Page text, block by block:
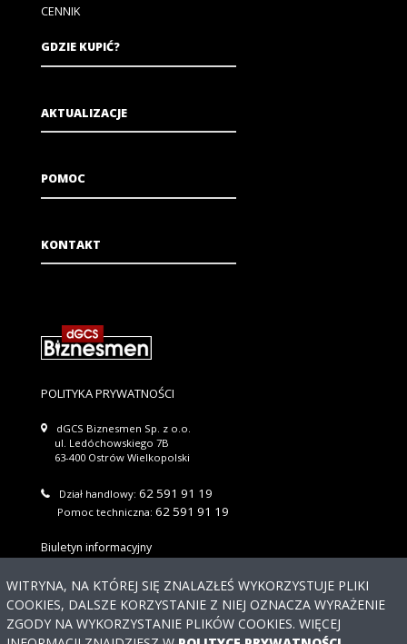
Potrzebujesz
CENNIK
GDZIE KUPIĆ?
AKTUALIZACJE
POMOC
KONTAKT
POLITYKA PRYWATNOŚCI
dGCS Biznesmen Sp. z o.o.
ul. Ledóchowskiego 7B
63-400 Ostrów Wielkopolski
Dział handlowy: 62 591 91 19
Pomoc techniczna:62 591 91 19
Biuletyn informacyjny
Wyślij
Akceptuję warunkiRegulaminu newslettera
WITRYNA, NA KTÓREJ SIĘ ZNALAZŁEŚ WYKORZYSTUJE PLIKI
COOKIES, DALSZE KORZYSTANIE Z NIEJ OZNACZA WYRAŻENIE
ZGODY NA WYKORZYSTANIE PLIKÓW COOKIES. WIĘCEJ